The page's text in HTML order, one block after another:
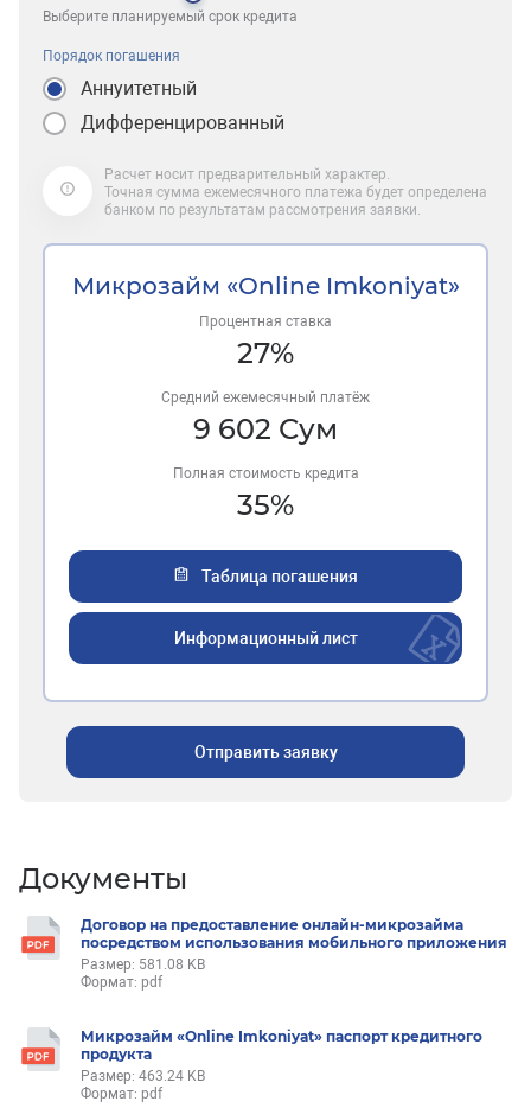
Выберите планируемый срок кредита
Порядок погашения
Аннуитетный
Дифференцированный
Расчет носит предварительный характер.
Точная сумма ежемесячного платежа будет определена
банком по результатам рассмотрения заявки.
Микрозайм «Online Imkoniyat»
Процентная ставка
27%
Средний ежемесячный платёж
9 602 Сум
Полная стоимость кредита
35%
Таблица погашения
Информационный лист
Отправить заявку
Документы
Договор на предоставление онлайн-микрозайма
посредством использования мобильного приложения
Размер: 581.08 KB
Формат: pdf
Микрозайм «Online Imkoniyat» паспорт кредитного
продукта
Размер: 463.24 KB
Формат: pdf